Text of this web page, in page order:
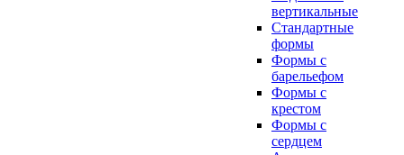
вертикальные
Стандартные
формы
Формы с
барельефом
Формы с
крестом
Формы с
сердцем